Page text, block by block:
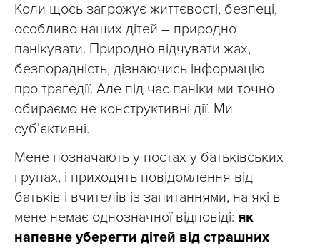
Коли щось загрожує життєвості, безпеці,
особливо наших дітей – природно
панікувати. Природно відчувати жах,
безпорадність, дізнаючись інформацію
про трагедії. Але під час паніки ми точно
обираємо не конструктивні дії. Ми
суб’єктивні.
Мене позначають у постах у батьківських
групах, і приходять повідомлення від
батьків і вчителів із запитаннями, на які в
мене немає однозначної відповіді: як
напевне уберегти дітей від страшних